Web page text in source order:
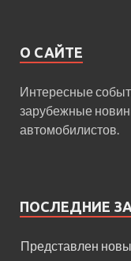
О САЙТЕ
Интересные
зарубежные
автомобилистов.
ПОСЛЕДНИЕ
Представлен